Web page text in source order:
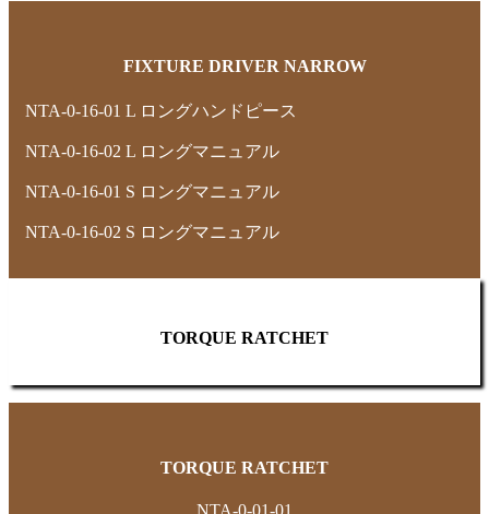
FIXTURE DRIVER NARROW
NTA-0-16-01 L ロングハンドピース
NTA-0-16-02 L ロングマニュアル
NTA-0-16-01 S ロングマニュアル
NTA-0-16-02 S ロングマニュアル
TORQUE RATCHET
TORQUE RATCHET